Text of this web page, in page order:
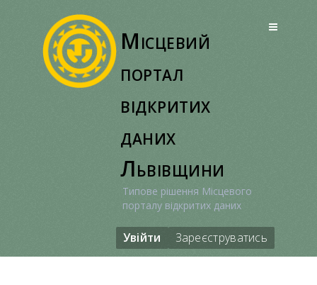
Місцевий
портал
відкритих
даних
Львівщини
Типове рішення Місцевого
порталу відкритих даних
Увійти Зареєструватись